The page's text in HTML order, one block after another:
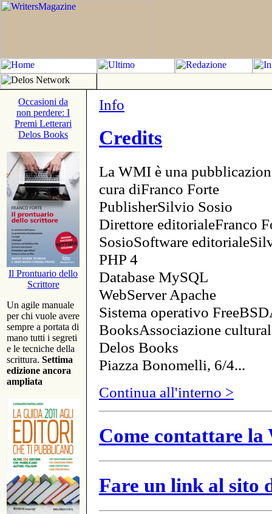
Occasioni da
non perdere: I
Premi Letterari
Delos Books
Il Prontuario dello
Scrittore
Un agile manuale
per chi vuole avere
sempre a portata di
mano tutti i segreti
e le tecniche della
scrittura. Settima
edizione ancora
ampliata
Info
Credits
La WMI è una
cura diFranco Forte
PublisherSilvio Sosio
Direttore editorialeFranco
SosioSoftware
PHP 4
Database MySQL
WebServer Apache
Sistema operativo
BooksAssociazione
Delos Books
Piazza Bonomelli, 6/4...
Continua all'interno >
Come contattare
Fare un link al sito